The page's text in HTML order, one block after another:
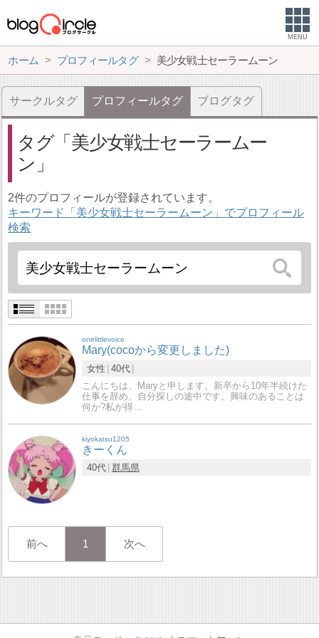
MENU
ホーム プロフィールタグ 美少女戦士セーラームーン
サークルタグ プロフィールタグ ブログタグ
タグ
美少女戦士セーラームー
ン
2件のプロフィールが登録されています。
キーワード「美少女戦士セーラームーン」でプロフィール
検索
onelittlevoice
Mary(cocoから変更しました)
女性 40代
こんにちは、Maryと申します。新卒から10年半続けた
仕事を辞め、自分探しの途中です。興味のあることは
何か?私が得…
kiyokatsu1205
きーくん
40代 群馬県
前へ 1 次へ